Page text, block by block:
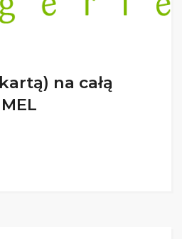
na całą